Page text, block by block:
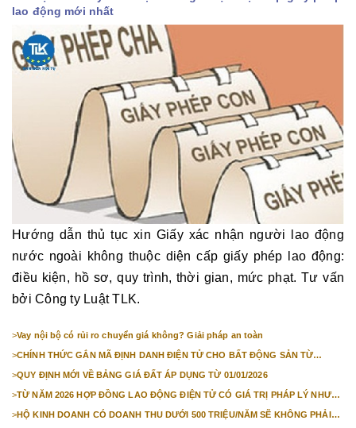
lao động mới nhất
Hướng dẫn thủ tục xin Giấy xác nhận người lao động
nước ngoài không thuộc diện cấp giấy phép lao động:
điều kiện, hồ sơ, quy trình, thời gian, mức phạt. Tư vấn
bởi Công ty Luật TLK.
>Vay nội bộ có rủi ro chuyển giá không? Giải pháp an toàn
>CHÍNH THỨC GẮN MÃ ĐỊNH DANH ĐIỆN TỬ CHO BẤT ĐỘNG SẢN TỪ
>QUY ĐỊNH MỚI VỀ BẢNG GIÁ ĐẤT ÁP DỤNG TỪ 01/01/2026
>TỪ NĂM 2026 HỢP ĐỒNG LAO ĐỘNG ĐIỆN TỬ CÓ GIÁ TRỊ PHÁP LÝ NHƯ
>HỘ KINH DOANH CÓ DOANH THU DƯỚI 500 TRIỆU/NĂM SẼ KHÔNG PHẢI